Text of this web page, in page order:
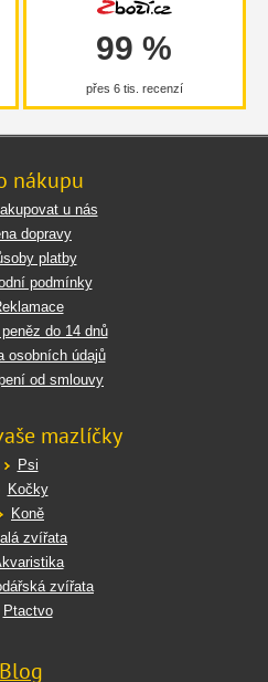
99 %
přes 6 tis. recenzí
nákupu
u nás
dopravy
platby
podmínky
do 14 dnů
osobních údajů
od smlouvy
mazlíčky
Psi
Kočky
Koně
zvířata
zvířata
Ptactvo
Blog